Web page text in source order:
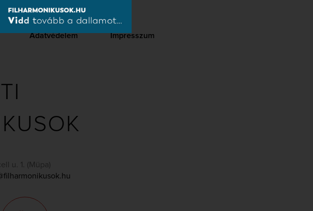
Adatvédelem Impresszum
u. 1. (Müpa)